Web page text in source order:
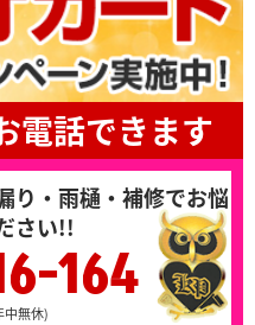
電話できます
り・雨樋・補修でお悩
さい!!
164
中無休)